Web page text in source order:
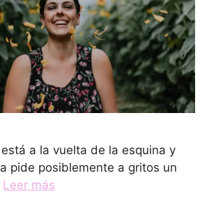
a la vuelta de la esquina y
pide posiblemente a gritos un
Leer más